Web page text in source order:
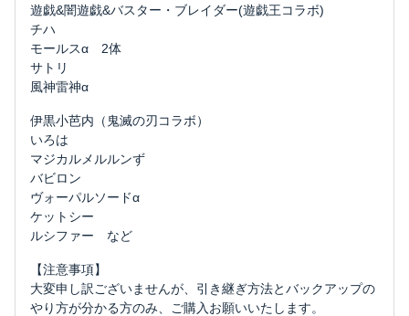
遊戯&闇遊戯&バスター・ブレイダー(遊戯王コラボ)
チハ
モールスα 2体
サトリ
風神雷神α
伊黒小芭内（鬼滅の刃コラボ）
いろは
マジカルメルルンず
バビロン
ヴォーパルソードα
ケットシー
ルシファー など
【注意事項】
大変申し訳ございませんが、引き継ぎ方法とバックアップの
やり方が分かる方のみ、ご購入お願いいたします。